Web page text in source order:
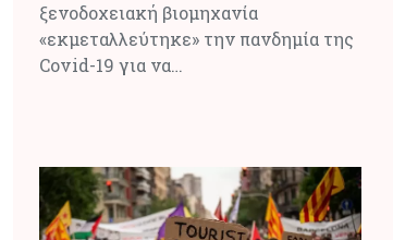
ξενοδοχειακή βιομηχανία
«εκμεταλλεύτηκε» την πανδημία της
Covid-19 για να…